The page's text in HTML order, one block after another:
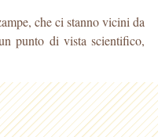
che ci stanno vicini da
punto di vista scientifico,